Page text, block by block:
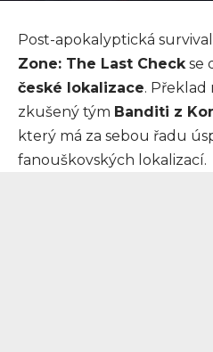
Post-apokalyptická
Zone: The Last Checkse
české lokalizace. Překlad
zkušený tým Banditi z
který má za sebou řadu
fanouškovských lokalizací.